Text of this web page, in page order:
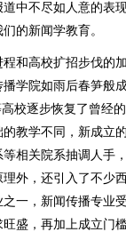
道中不尽如人意的
的新闻学教育。
和高校扩招步伐的
学院如雨后春笋般
校逐步恢复了曾经
教学不同，新成立
相关院系抽调人手
外，还引入了不少
一，新闻传播专业
盛，再加上成立门